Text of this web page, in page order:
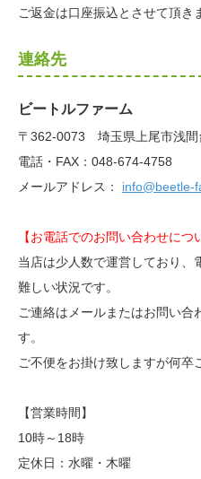
ご返金は口座振込とさせて頂き
連絡先
ビートルファーム
〒362-0073 埼玉県上尾市浅間
電話・FAX：048-674-4758
メールアドレス： info@beetle-
【お電話でのお問い合わせにつ
当店は少人数で運営しており、
難しい状況です。
ご連絡はメールまたはお問い合
す。
ご不便をお掛け致しますが何卒
【営業時間】
10時～18時
定休日：水曜・木曜